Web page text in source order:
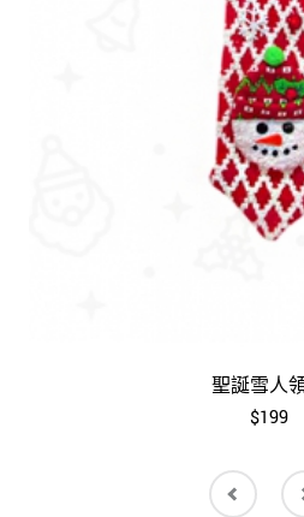
聖誕雪人
$199